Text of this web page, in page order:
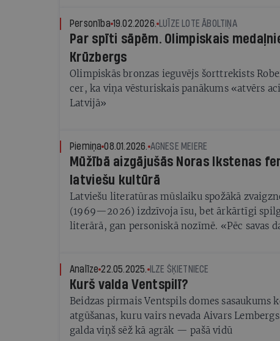
Personība 19.02.2026. LUĪZE LOTE ĀBOLTIŅA
Par spīti sāpēm. Olimpiskais
Krūzbergs
Olimpiskās bronzas ieguvējs šorttrekists
cer, ka viņa vēsturiskais panākums «atvērs
Latvijā»
Piemiņa 08.01.2026. AGNESE MEIERE
Mūžībā aizgājušās Noras Ikstenas
latviešu kultūrā
Latviešu literatūras mūslaiku spožākā
(1969—2026) izdzīvoja īsu, bet ārkārtīgi
literārā, gan personiskā nozīmē. «Pēc savas
Analīze 22.05.2025. ILZE ŠĶIETNIECE
Kurš valda Ventspilī?
Beidzas pirmais Ventspils domes sasaukums
atgūšanas, kuru vairs nevada Aivars
galda viņš sēž kā agrāk — pašā vidū